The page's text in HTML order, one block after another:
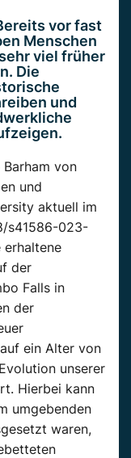
vor fast
Menschen
viel früher
Die
und
von
und
aktuell im
s41586-023-
der
Falls in
der
ein Alter von
unserer
Hierbei kann
umgebenden
waren,